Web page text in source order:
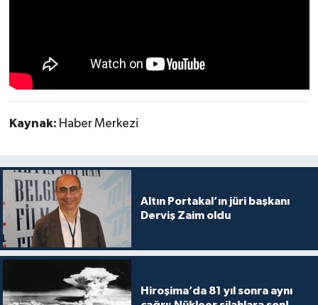
Kaynak: Haber Merkezi
Altın Portakal’ın jüri başkanı
Derviş Zaim oldu
Hiroşima’da 81 yıl sonra aynı